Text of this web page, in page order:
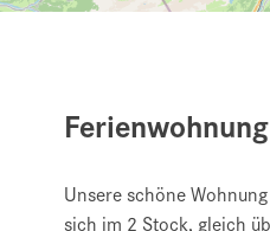
Unsere schöne
sich im 2 Stock, gleich